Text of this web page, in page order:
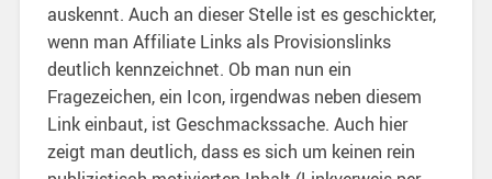
auskennt. Auch an dieser Stelle ist es geschickter,
wenn man Affiliate Links als Provisionslinks
deutlich kennzeichnet. Ob man nun ein
Fragezeichen, ein Icon, irgendwas neben diesem
Link einbaut, ist Geschmackssache. Auch hier
zeigt man deutlich, dass es sich um keinen rein